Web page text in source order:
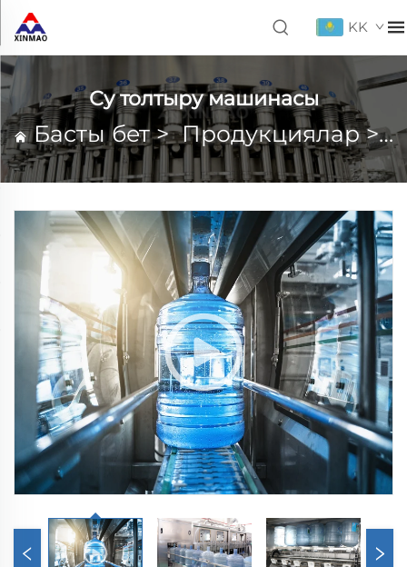
KK
Су толтыру машинасы
Басты бет>Продукциялар>